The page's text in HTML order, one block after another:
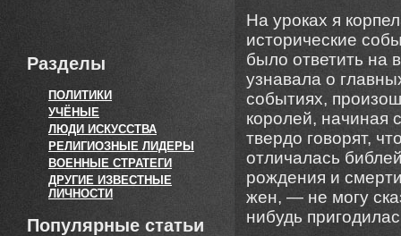
Разделы
ПОЛИТИКИ
УЧЁНЫЕ
ЛЮДИ ИСКУССТВА
РЕЛИГИОЗНЫЕ ЛИДЕРЫ
ВОЕННЫЕ СТРАТЕГИ
ДРУГИЕ ИЗВЕСТНЫЕ
ЛИЧНОСТИ
Популярные статьи
На уроках я
исторические
было ответить на
узнавала о
событиях,
королей, начиная
твердо говорят,
отличалась
рождения и
жен, — не могу
нибудь